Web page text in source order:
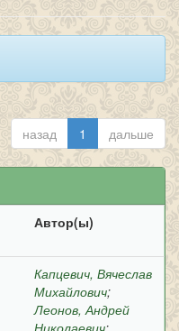
назад 1 дальше
Автор(ы)
Капцевич, Вячеслав
Михайлович;
Леонов, Андрей